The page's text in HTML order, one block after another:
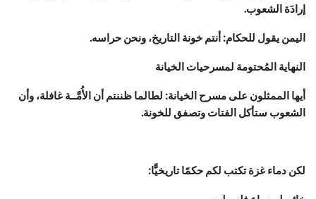
إرادَة الشعوب.
اليمن يقول للحكام: أنتم خونة التاريخ، ونحن حراسه.
النهاية المُحتومة لمسرحيات الخيانة
أيها الممثلون على مسرح الخيانة: لطالما ظننتم أن الأُمَّــة غافلة، وأن
الشعوب ستأكل الفتات وتصفق للخونة.
لكن دماء غزة تكتب لكم حكمًا تاريخيًّا: